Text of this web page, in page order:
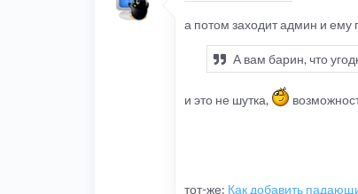
а потом заходит админ и ему
А вам барин, что
и это не шутка,
тот-же: Как добавить